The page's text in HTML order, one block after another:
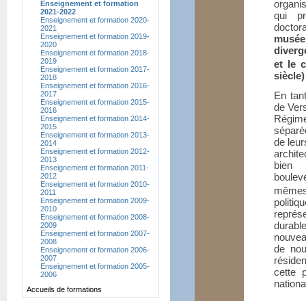
qui
et le
siècle)
En
de
de
bien
de
cette
Enseignement et formation
2021-2022
Enseignement et formation 2020-
2021
Enseignement et formation 2019-
2020
Enseignement et formation 2018-
2019
Enseignement et formation 2017-
2018
Enseignement et formation 2016-
2017
Enseignement et formation 2015-
2016
Enseignement et formation 2014-
2015
Enseignement et formation 2013-
2014
Enseignement et formation 2012-
2013
Enseignement et formation 2011-
2012
Enseignement et formation 2010-
2011
Enseignement et formation 2009-
2010
Enseignement et formation 2008-
2009
Enseignement et formation 2007-
2008
Enseignement et formation 2006-
2007
Enseignement et formation 2005-
2006
Accueils de formations